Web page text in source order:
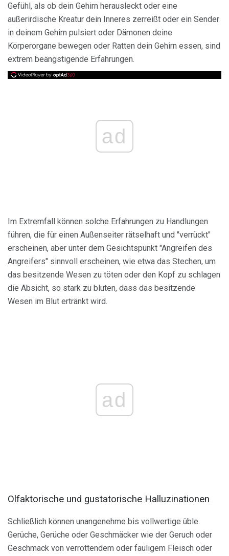
Gefühl, als ob dein Gehirn herausleckt oder eine
außerirdische Kreatur dein Inneres zerreißt oder ein Sender
in deinem Gehirn pulsiert oder Dämonen deine
Körperorgane bewegen oder Ratten dein Gehirn essen, sind
extrem beängstigende Erfahrungen.
ad
Im Extremfall können solche Erfahrungen zu Handlungen
führen, die für einen Außenseiter rätselhaft und "verrückt"
erscheinen, aber unter dem Gesichtspunkt "Angreifen des
Angreifers" sinnvoll erscheinen, wie etwa das Stechen, um
das besitzende Wesen zu töten oder den Kopf zu schlagen
die Absicht, so stark zu bluten, dass das besitzende
Wesen im Blut ertränkt wird.
ad
Olfaktorische und gustatorische Halluzinationen
Schließlich können unangenehme bis vollwertige üble
Gerüche, Gerüche oder Geschmäcker wie der Geruch oder
Geschmack von verrottendem oder fauligem Fleisch oder